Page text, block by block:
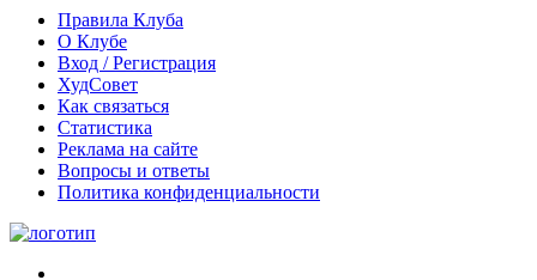
Правила Клуба
О Клубе
Вход / Регистрация
ХудСовет
Как связаться
Статистика
Реклама на сайте
Вопросы и ответы
Политика конфиденциальности